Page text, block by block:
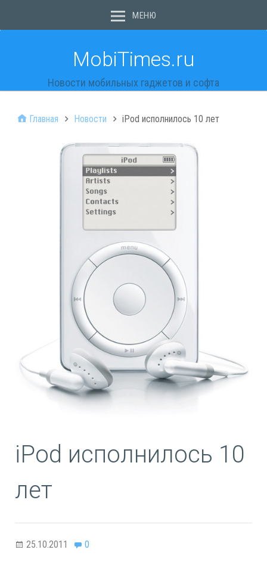
МЕНЮ
MobiTimes.ru
Новости мобильных гаджетов и софта
Главная Новости iPod исполнилось 10 лет
iPod исполнилось 10
лет
25.10.2011 0